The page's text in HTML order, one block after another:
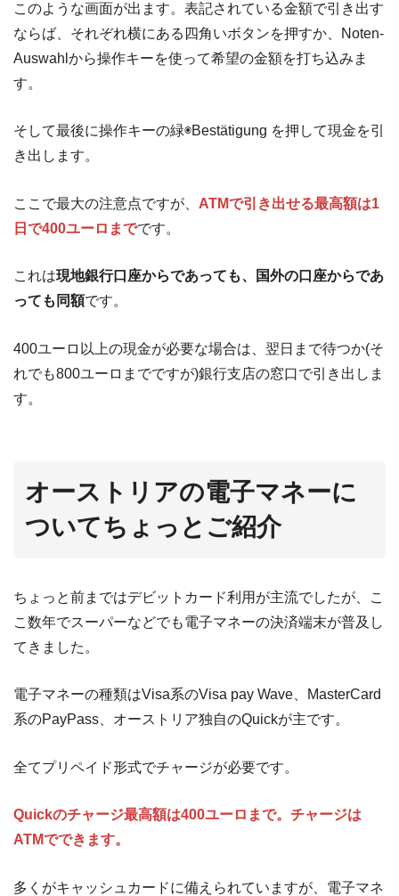
このような画面が出ます。表記されている金額で引き出す
ならば、それぞれ横にある四角いボタンを押すか、Noten-
Auswahlから操作キーを使って希望の金額を打ち込みま
す。
そして最後に操作キーの緑◉Bestätigung を押して現金を引
き出します。
ここで最大の注意点ですが、 ATMで引き出せる最高額は1
日で400ユーロまでです。
これは現地銀行口座からであっても、国外の口座からであ
っても同額です。
400ユーロ以上の現金が必要な場合は、翌日まで待つか(そ
れでも800ユーロまでですが)銀行支店の窓口で引き出しま
す。
オーストリアの電子マネーに
ついてちょっとご紹介
ちょっと前まではデビットカード利用が主流でしたが、こ
こ数年でスーパーなどでも電子マネーの決済端末が普及し
てきました。
電子マネーの種類はVisa系のVisa pay Wave、MasterCard
系のPayPass、オーストリア独自のQuickが主です。
全てプリペイド形式でチャージが必要です。
Quickのチャージ最高額は400ユーロまで。チャージは
ATMでできます。
多くがキャッシュカードに備えられていますが、電子マネ